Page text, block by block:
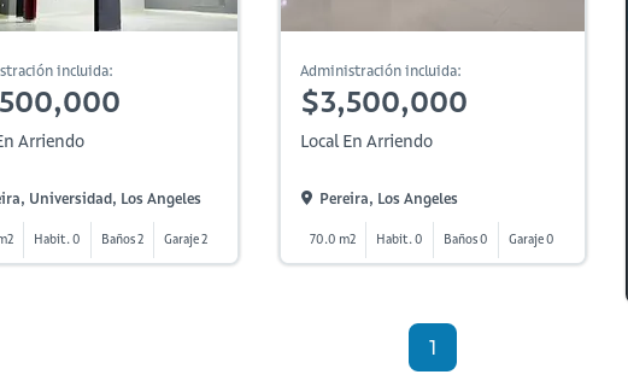
incluida:
Arriendo
Universidad, Los Angeles
Habit. 0 Baños 2 Garaje 2
Administración incluida:
$3,500,000
Local En Arriendo
Pereira, Los Angeles
70.0 m2 Habit. 0 Baños 0 Garaje 0
1